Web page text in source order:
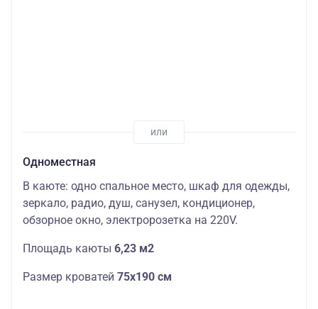
Одноместная
В каюте: одно спальное место, шкаф для одежды,
зеркало, радио, душ, санузел, кондиционер,
обзорное окно, электророзетка на 220V.
Площадь каюты 6,23 м2
Размер кроватей 75х190 см